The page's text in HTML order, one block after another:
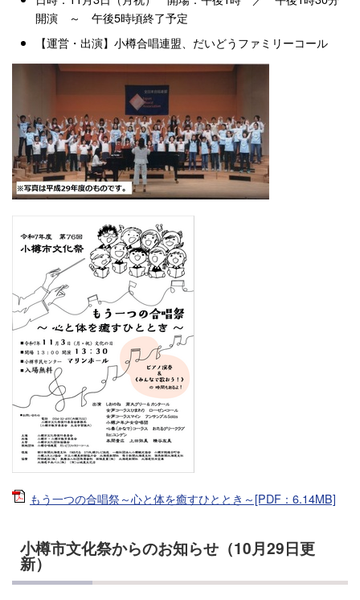
開演 ～ 午後5時頃終了予定
【運営・出演】小樽合唱連盟、だいどうファミリーコール
もう一つの合唱祭～心と体を癒すひととき～[PDF：6.14MB]
小樽市文化祭からのお知らせ（10月29日更
新）